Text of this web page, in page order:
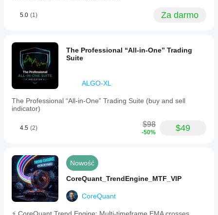
5.0 (1) Za darmo
The Professional “All-in-One” Trading
Suite
ALGO-XL
The Professional “All-in-One” Trading Suite (buy and sell
indicator)
4.5 (2) $98
-50% $49
Nowość
CoreQuant_TrendEngine_MTF_VIP
CoreQuant